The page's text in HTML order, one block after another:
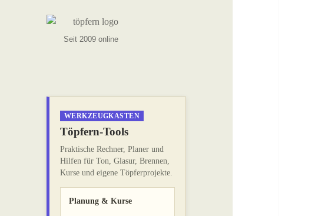
Seit 2009 online
WERKZEUGKASTEN
Töpfern-Tools
Praktische Rechner, Planer und
Hilfen für Ton, Glasur, Brennen,
Kurse und eigene Töpferprojekte.
Planung & Kurse